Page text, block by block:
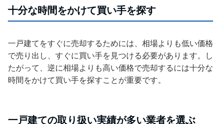
十分な時間をかけて買い手を探す
一戸建てをすぐに売却するためには、相場よりも低い価格
で売り出し、すぐに買い手を見つける必要があります。し
たがって、逆に相場よりも高い価格で売却するには十分な
時間をかけて買い手を探すことが重要です。
一戸建ての取り扱い実績が多い業者を選ぶ